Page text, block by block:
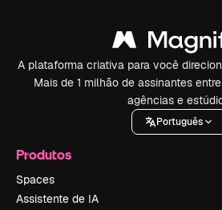
A plataforma criativa para você
Mais de 1 milhão de assinantes
agências e
Português
Produtos
Spaces
Assistente de IA